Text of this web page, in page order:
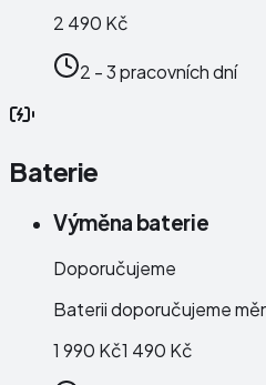
2 490 Kč
2 - 3 pracovních dní
Baterie
Výměna baterie
Doporučujeme
Baterii doporučujeme
1 990 Kč1 490 Kč